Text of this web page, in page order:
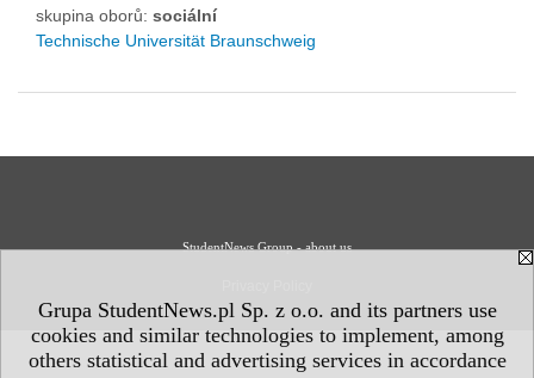
Grupa StudentNews.pl Sp. z o.o. and its partners use
cookies and similar technologies to implement, among
others statistical and advertising services in accordance
skupina oborů: sociální
Technische Universität Braunschweig
StudentNews Group - about us